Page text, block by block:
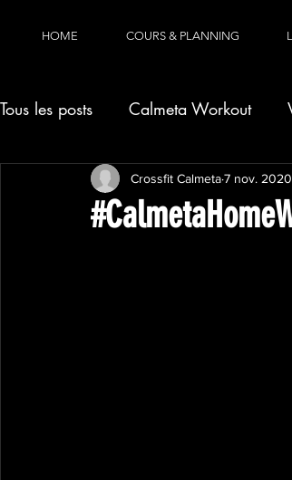
HOME COURS & PLANNING
Tous les posts Calmeta Workout
Crossfit Calmeta7 nov. 2020